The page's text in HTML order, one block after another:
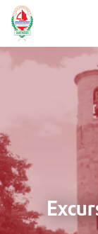
Saltar
al
contenido
principal